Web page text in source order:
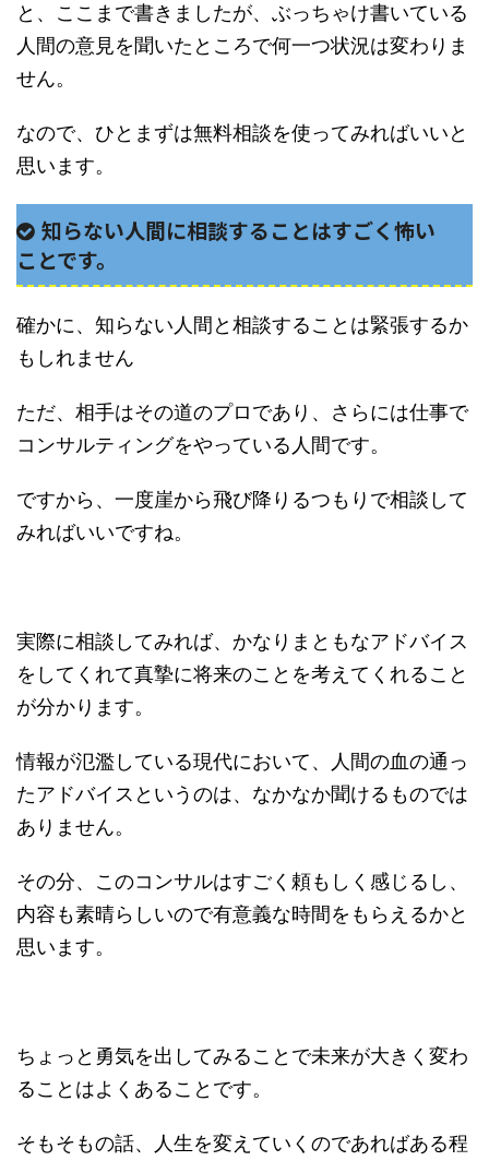
と、ここまで書きましたが、ぶっちゃけ書いている
人間の意見を聞いたところで何一つ状況は変わりま
せん。
なので、ひとまずは無料相談を使ってみればいいと
思います。
知らない人間に相談することはすごく怖い
ことです。
確かに、知らない人間と相談することは緊張するか
もしれません
ただ、相手はその道のプロであり、さらには仕事で
コンサルティングをやっている人間です。
ですから、一度崖から飛び降りるつもりで相談して
みればいいですね。
実際に相談してみれば、かなりまともなアドバイス
をしてくれて真摯に将来のことを考えてくれること
が分かります。
情報が氾濫している現代において、人間の血の通っ
たアドバイスというのは、なかなか聞けるものでは
ありません。
その分、このコンサルはすごく頼もしく感じるし、
内容も素晴らしいので有意義な時間をもらえるかと
思います。
ちょっと勇気を出してみることで未来が大きく変わ
ることはよくあることです。
そもそもの話、人生を変えていくのであればある程